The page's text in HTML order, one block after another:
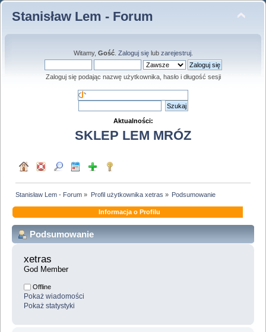
Stanisław Lem - Forum
Witamy, Gość. Zaloguj sięlub zarejestruj.
Zaloguj się podając nazwę użytkownika, hasło i długość sesji
Aktualności:
SKLEP LEM MRÓZ
Stanisław Lem - Forum » Profil użytkownika xetras » Podsumowanie
Informacja o Profilu
Podsumowanie
xetras
God Member
Offline
Pokaż wiadomości
Pokaż statystyki